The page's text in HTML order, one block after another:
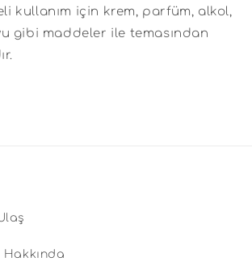
kullanım için krem, parfüm, alkol,
gibi maddeler ile temasından